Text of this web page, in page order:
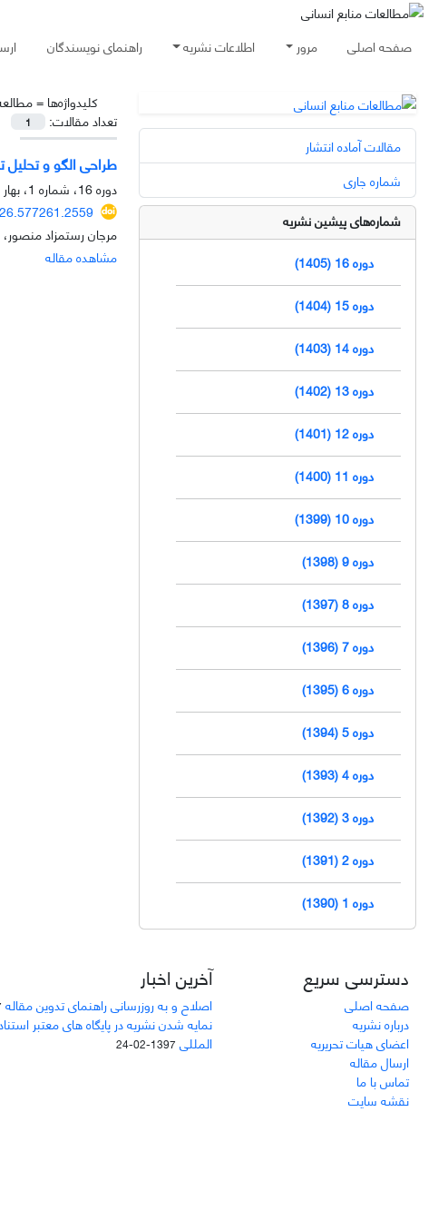
صفحه اصلی مرور اطلاعات نشریه راهنمای نویسندگان
کلیدواژه‌ها =
تعداد مقالات:
1
طراحی الگو و
دوره 16، شماره 1، بهار 1405
مرجان رستمزاد
مشاهده مقاله
مقالات آماده انتشار
شماره جاری
شماره‌های پیشین نشریه
دوره 16 (1405)
دوره 15 (1404)
دوره 14 (1403)
دوره 13 (1402)
دوره 12 (1401)
دوره 11 (1400)
دوره 10 (1399)
دوره 9 (1398)
دوره 8 (1397)
دوره 7 (1396)
دوره 6 (1395)
دوره 5 (1394)
دوره 4 (1393)
دوره 3 (1392)
دوره 2 (1391)
دوره 1 (1390)
دسترسی سریع
صفحه اصلی
درباره نشریه
اعضای هیات تحریریه
ارسال مقاله
تماس با ما
نقشه سایت
آخرین اخبار
اصلاح و به روزرسانی راهنمای تدوین مقاله
نمایه شدن نشریه در پایگاه های معتبر
المللی 1397-02-24